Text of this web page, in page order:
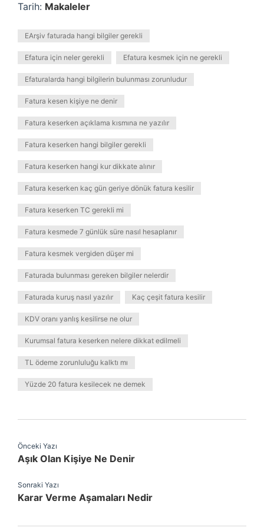
Tarih: Makaleler
EArşiv faturada hangi bilgiler gerekli
Efatura için neler gerekli Efatura kesmek için ne gerekli
Efaturalarda hangi bilgilerin bulunması zorunludur
Fatura kesen kişiye ne denir
Fatura keserken açıklama kısmına ne yazılır
Fatura keserken hangi bilgiler gerekli
Fatura keserken hangi kur dikkate alınır
Fatura keserken kaç gün geriye dönük fatura kesilir
Fatura keserken TC gerekli mi
Fatura kesmede 7 günlük süre nasıl hesaplanır
Fatura kesmek vergiden düşer mi
Faturada bulunması gereken bilgiler nelerdir
Faturada kuruş nasıl yazılır Kaç çeşit fatura kesilir
KDV oranı yanlış kesilirse ne olur
Kurumsal fatura keserken nelere dikkat edilmeli
TL ödeme zorunluluğu kalktı mı
Yüzde 20 fatura kesilecek ne demek
Önceki Yazı
Aşık Olan Kişiye Ne Denir
Sonraki Yazı
Karar Verme Aşamaları Nedir